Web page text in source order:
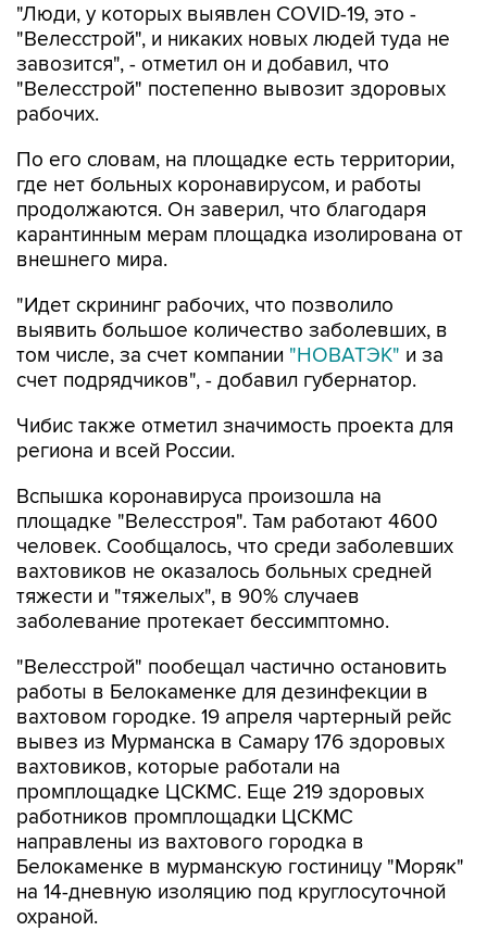
"Люди, у которых выявлен COVID-19, это -
"Велесстрой", и никаких новых людей туда не
завозится", - отметил он и добавил, что
"Велесстрой" постепенно вывозит здоровых
рабочих.
По его словам, на площадке есть территории,
где нет больных коронавирусом, и работы
продолжаются. Он заверил, что благодаря
карантинным мерам площадка изолирована от
внешнего мира.
"Идет скрининг рабочих, что позволило
выявить большое количество заболевших, в
том числе, за счет компании "НОВАТЭК" и за
счет подрядчиков", - добавил губернатор.
Чибис также отметил значимость проекта для
региона и всей России.
Вспышка коронавируса произошла на
площадке "Велесстроя". Там работают 4600
человек. Сообщалось, что среди заболевших
вахтовиков не оказалось больных средней
тяжести и "тяжелых", в 90% случаев
заболевание протекает бессимптомно.
"Велесстрой" пообещал частично остановить
работы в Белокаменке для дезинфекции в
вахтовом городке. 19 апреля чартерный рейс
вывез из Мурманска в Самару 176 здоровых
вахтовиков, которые работали на
промплощадке ЦСКМС. Еще 219 здоровых
работников промплощадки ЦСКМС
направлены из вахтового городка в
Белокаменке в мурманскую гостиницу "Моряк"
на 14-дневную изоляцию под круглосуточной
охраной.